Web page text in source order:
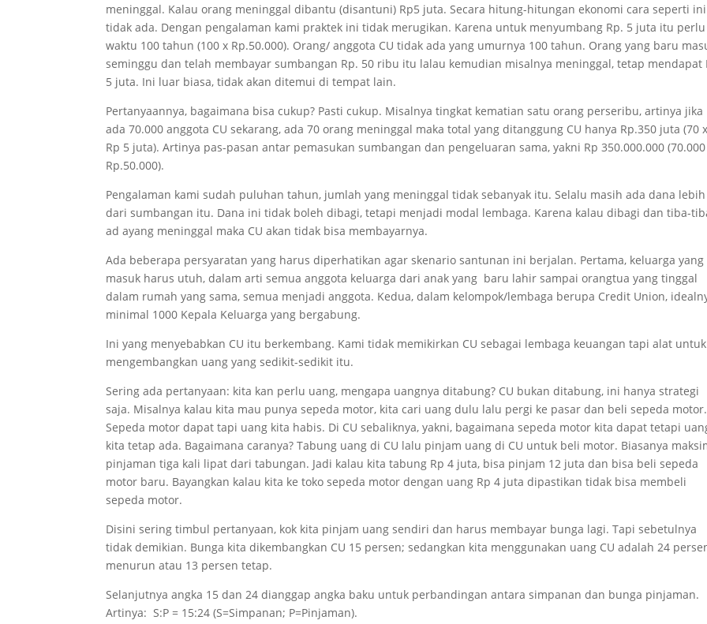
meninggal. Kalau orang meninggal dibantu (disantuni) Rp5 juta. Secara hitung-hitungan ekonomi cara seperti ini
tidak ada. Dengan pengalaman kami praktek ini tidak merugikan. Karena untuk menyumbang Rp. 5 juta itu perlu
waktu 100 tahun (100 x Rp.50.000). Orang/ anggota CU tidak ada yang umurnya 100 tahun. Orang yang baru
seminggu dan telah membayar sumbangan Rp. 50 ribu itu lalau kemudian misalnya meninggal, tetap mendapat
5 juta. Ini luar biasa, tidak akan ditemui di tempat lain.
Pertanyaannya, bagaimana bisa cukup? Pasti cukup. Misalnya tingkat kematian satu orang perseribu, artinya jika
ada 70.000 anggota CU sekarang, ada 70 orang meninggal maka total yang ditanggung CU hanya Rp.350 juta (70 x
Rp 5 juta). Artinya pas-pasan antar pemasukan sumbangan dan pengeluaran sama, yakni Rp 350.000.000
Rp.50.000).
Pengalaman kami sudah puluhan tahun, jumlah yang meninggal tidak sebanyak itu. Selalu masih ada dana lebih
dari sumbangan itu. Dana ini tidak boleh dibagi, tetapi menjadi modal lembaga. Karena kalau dibagi dan tiba-
ad ayang meninggal maka CU akan tidak bisa membayarnya.
Ada beberapa persyaratan yang harus diperhatikan agar skenario santunan ini berjalan. Pertama, keluarga yang
masuk harus utuh, dalam arti semua anggota keluarga dari anak yang baru lahir sampai orangtua yang tinggal
dalam rumah yang sama, semua menjadi anggota. Kedua, dalam kelompok/lembaga berupa Credit Union,
minimal 1000 Kepala Keluarga yang bergabung.
Ini yang menyebabkan CU itu berkembang. Kami tidak memikirkan CU sebagai lembaga keuangan tapi alat untuk
mengembangkan uang yang sedikit-sedikit itu.
Sering ada pertanyaan: kita kan perlu uang, mengapa uangnya ditabung? CU bukan ditabung, ini hanya strategi
saja. Misalnya kalau kita mau punya sepeda motor, kita cari uang dulu lalu pergi ke pasar dan beli sepeda motor.
Sepeda motor dapat tapi uang kita habis. Di CU sebaliknya, yakni, bagaimana sepeda motor kita dapat tetapi
kita tetap ada. Bagaimana caranya? Tabung uang di CU lalu pinjam uang di CU untuk beli motor. Biasanya
pinjaman tiga kali lipat dari tabungan. Jadi kalau kita tabung Rp 4 juta, bisa pinjam 12 juta dan bisa beli sepeda
motor baru. Bayangkan kalau kita ke toko sepeda motor dengan uang Rp 4 juta dipastikan tidak bisa membeli
sepeda motor.
Disini sering timbul pertanyaan, kok kita pinjam uang sendiri dan harus membayar bunga lagi. Tapi sebetulnya
tidak demikian. Bunga kita dikembangkan CU 15 persen; sedangkan kita menggunakan uang CU adalah 24
menurun atau 13 persen tetap.
Selanjutnya angka 15 dan 24 dianggap angka baku untuk perbandingan antara simpanan dan bunga pinjaman.
Artinya: S:P = 15:24 (S=Simpanan; P=Pinjaman).